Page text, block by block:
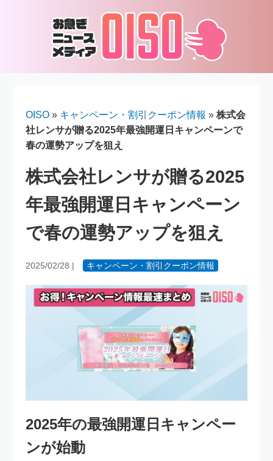
OISO » キャンペーン・割引クーポン情報 »株式会
社レンサが贈る2025年最強開運日キャンペーンで
春の運勢アップを狙え
株式会社レンサが贈る2025
年最強開運日キャンペーン
で春の運勢アップを狙え
2025/02/28 | キャンペーン・割引クーポン情報
2025年の最強開運日キャンペー
ンが始動